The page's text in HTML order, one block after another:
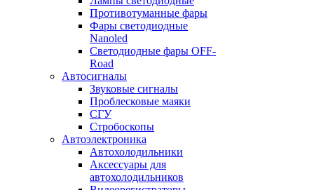
Противотуманные фары
Фары светодиодные
Nanoled
Светодиодные фары OFF-
Road
Автосигналы
Звуковые сигналы
Проблесковые маяки
СГУ
Стробоскопы
Автоэлектроника
Автохолодильники
Аксессуары для
автохолодильников